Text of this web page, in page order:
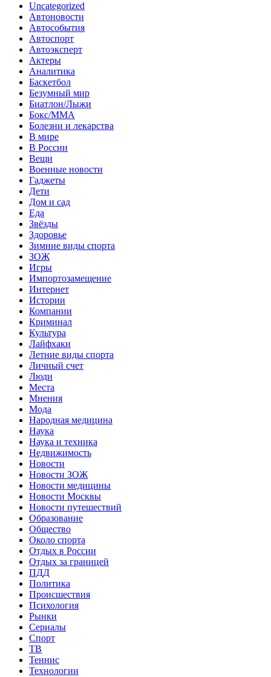
Uncategorized
Автоновости
Автособытия
Автоспорт
Автоэксперт
Актеры
Аналитика
Баскетбол
Безумный мир
Биатлон/Лыжи
Бокс/MMA
Болезни и лекарства
В мире
В России
Вещи
Военные новости
Гаджеты
Дети
Дом и сад
Еда
Звёзды
Здоровье
Зимние виды спорта
ЗОЖ
Игры
Импортозамещение
Интернет
Истории
Компании
Криминал
Культура
Лайфхаки
Летние виды спорта
Личный счет
Люди
Места
Мнения
Мода
Народная медицина
Наука
Наука и техника
Недвижимость
Новости
Новости ЗОЖ
Новости медицины
Новости Москвы
Новости путешествий
Образование
Общество
Около спорта
Отдых в России
Отдых за границей
ПДД
Политика
Происшествия
Психология
Рынки
Сериалы
Спорт
ТВ
Теннис
Технологии